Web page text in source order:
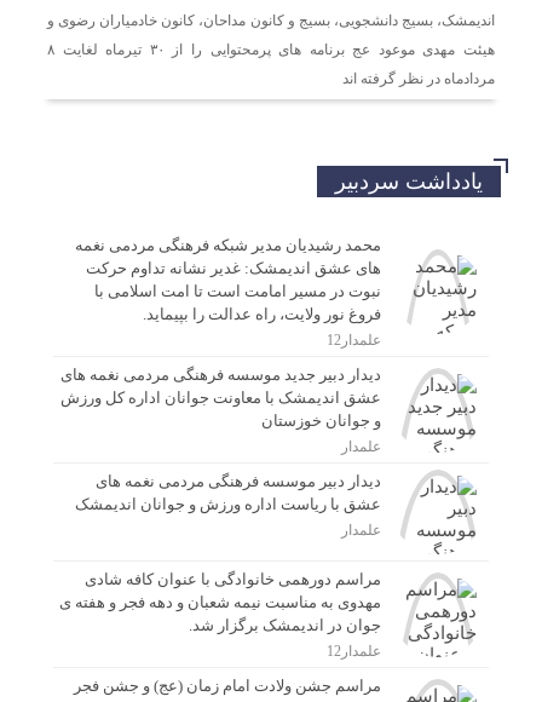
اندیمشک، بسیج دانشجویی، بسیج و کانون مداحان، کانون خادمیاران رضوی و
هیئت مهدی موعود عج برنامه های پرمحتوایی را از ۳۰ تیرماه لغایت ۸
مردادماه در نظر گرفته اند
یادداشت سردبیر
محمد رشیدیان مدیر شبکه فرهنگی مردمی نغمه
های عشق اندیمشک: غدیر نشانه تداوم حرکت
نبوت در مسیر امامت است تا امت اسلامی با
فروغ نور ولایت، راه عدالت را بپیماید.
علمدار12
دیدار دبیر جدید موسسه فرهنگی مردمی نغمه های
عشق اندیمشک با معاونت جوانان اداره کل ورزش
و جوانان خوزستان
علمدار
دیدار دبیر موسسه فرهنگی مردمی نغمه های
عشق با ریاست اداره ورزش و جوانان اندیمشک
علمدار
مراسم دورهمی خانوادگی با عنوان کافه شادی
مهدوی به مناسبت نیمه شعبان و دهه فجر و هفته ی
جوان در اندیمشک برگزار شد.
علمدار12
مراسم جشن ولادت امام زمان (عج) و جشن فجر